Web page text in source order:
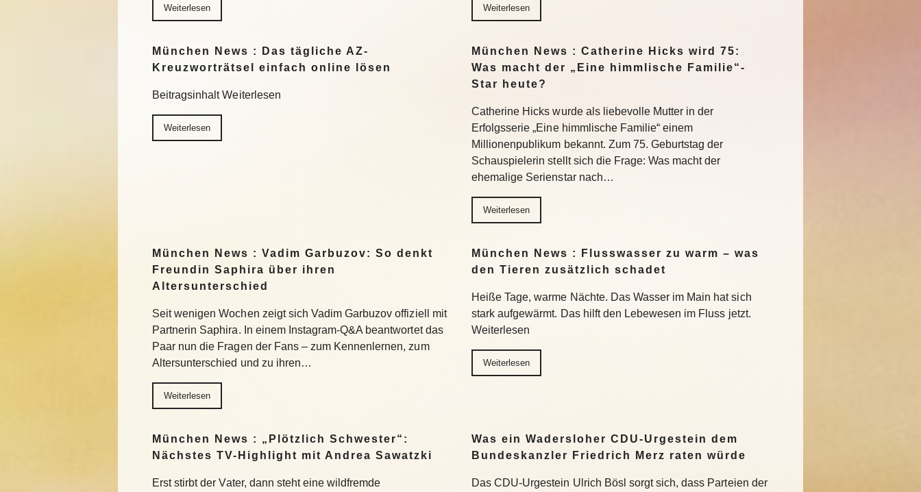
Weiterlesen Weiterlesen
München News : Das tägliche AZ-
Kreuzworträtsel einfach online lösen
Beitragsinhalt Weiterlesen
Weiterlesen
München News : Catherine Hicks wird 75:
Was macht der „Eine himmlische Familie“-
Star heute?
Catherine Hicks wurde als liebevolle Mutter in der
Erfolgsserie „Eine himmlische Familie“ einem
Millionenpublikum bekannt. Zum 75. Geburtstag der
Schauspielerin stellt sich die Frage: Was macht der
ehemalige Serienstar nach…
Weiterlesen
München News : Vadim Garbuzov: So denkt
Freundin Saphira über ihren
Altersunterschied
Seit wenigen Wochen zeigt sich Vadim Garbuzov offiziell mit
Partnerin Saphira. In einem Instagram-Q&A beantwortet das
Paar nun die Fragen der Fans – zum Kennenlernen, zum
Altersunterschied und zu ihren…
Weiterlesen
München News : Flusswasser zu warm – was
den Tieren zusätzlich schadet
Heiße Tage, warme Nächte. Das Wasser im Main hat sich
stark aufgewärmt. Das hilft den Lebewesen im Fluss jetzt.
Weiterlesen
Weiterlesen
München News : „Plötzlich Schwester“:
Nächstes TV-Highlight mit Andrea Sawatzki
Erst stirbt der Vater, dann steht eine wildfremde
Was ein Wadersloher CDU-Urgestein dem
Bundeskanzler Friedrich Merz raten würde
Das CDU-Urgestein Ulrich Bösl sorgt sich, dass Parteien der